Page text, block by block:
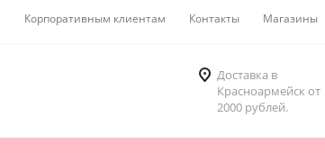
Корпоративным клиентам Контакты Магазины
Доставка в
Красноармейск от
2000 рублей.